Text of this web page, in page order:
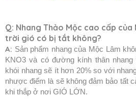
Q: Nhang Thảo Mộc cao cấp
trời gió có bị tắt không?
A: Sản phẩm nhang của Mộc Lâm
KNO3 và có đường kính thân
khói nhang sẽ ít hơn 20% so với
nhược điểm là sẽ không đảm bảo tất
khi thắp ở nơi GIÓ LỚN.